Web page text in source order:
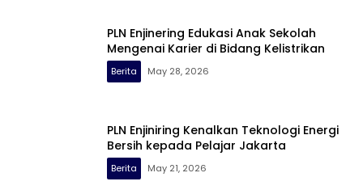
PLN Enjinering Edukasi Anak Sekolah
Mengenai Karier di Bidang Kelistrikan
Berita May 28, 2026
PLN Enjiniring Kenalkan Teknologi Energi
Bersih kepada Pelajar Jakarta
Berita May 21, 2026